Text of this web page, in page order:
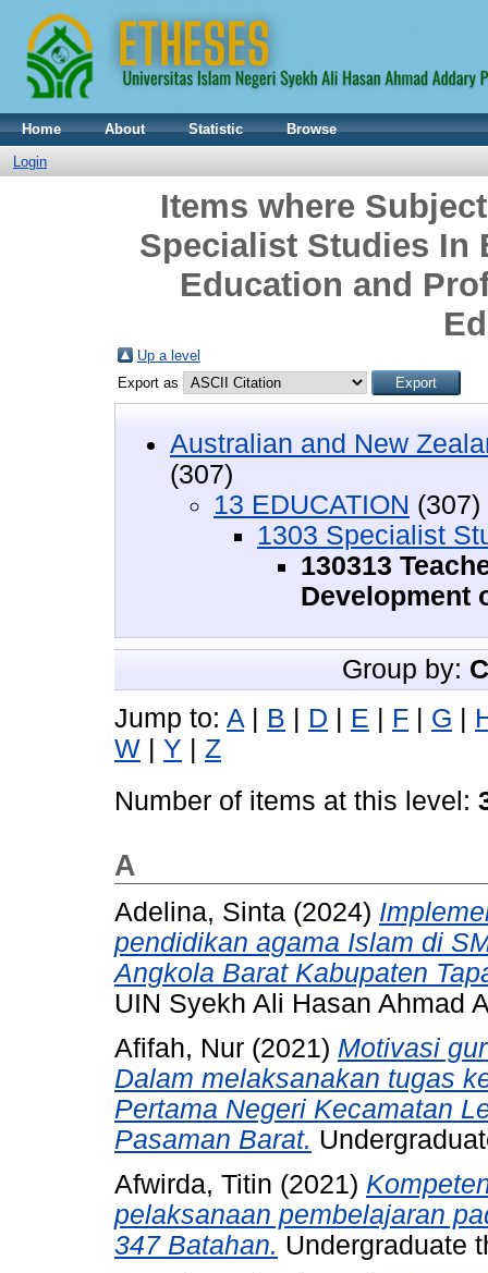
Home About Statistic
Browse
Login
Items where
Specialist Studies In
Education and
Up a level
Export as
Australian and New
(307)
13 EDUCATION (307)
1303 Specialist
130313
Development
Group by:
Jump to: A | B | D | E | F | G |
W | Y | Z
Number of items at this level:
A
Adelina, Sinta (2024)
pendidikan agama Islam di
Angkola Barat Kabupaten
UIN Syekh Ali Hasan Ahmad
Afifah, Nur (2021) Motivasi
Dalam melaksanakan tugas
Pertama Negeri Kecamatan
Pasaman Barat.
Afwirda, Titin (2021)
pelaksanaan pembelajaran
347 Batahan. Undergraduate